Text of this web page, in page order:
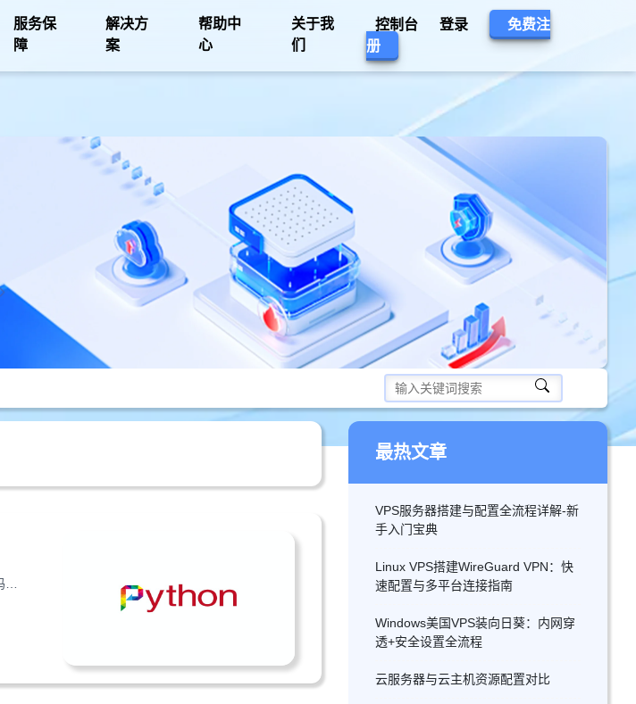
服务保
障
解决方
案
帮助中
心
关于我
们
控制台 登录
免费注
册
最热文章
VPS服务器搭建与配置全流程详解-新
手入门宝典
Linux VPS搭建WireGuard VPN：快
速配置与多平台连接指南
Windows美国VPS装向日葵：内网穿
透+安全设置全流程
云服务器与云主机资源配置对比